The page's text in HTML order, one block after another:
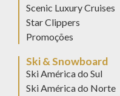
Scenic Luxury Cruises
Star Clippers
Promoções
Ski & Snowboard
Ski América do Sul
Ski América do Norte